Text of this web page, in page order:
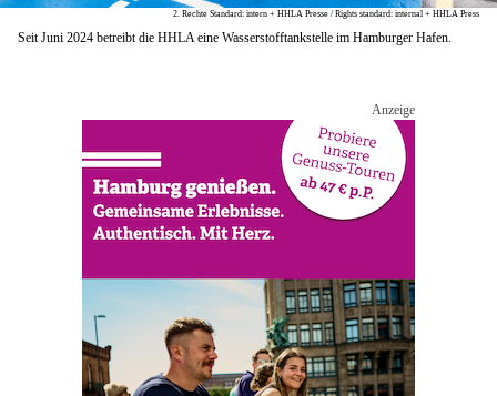
2. Rechte Standard: intern + HHLA Presse / Rights standard: internal + HHLA Press
Seit Juni 2024 betreibt die HHLA eine Wasserstofftankstelle im Hamburger Hafen.